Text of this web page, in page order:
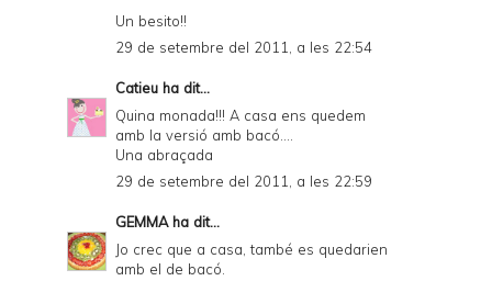
d
y
a
n
D
Un besito!!
29 de setembre del 2011, a les 22:54
Catieu ha dit...
Quina monada!!! A casa ens quedem
amb la versió amb bacó....
Una abraçada
29 de setembre del 2011, a les 22:59
GEMMAha dit...
Jo crec que a casa, també es quedarien
amb el de bacó.